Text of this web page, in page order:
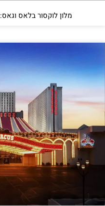
מלון לוקסור בלאס וגאס: Luxor Hotel and Casino